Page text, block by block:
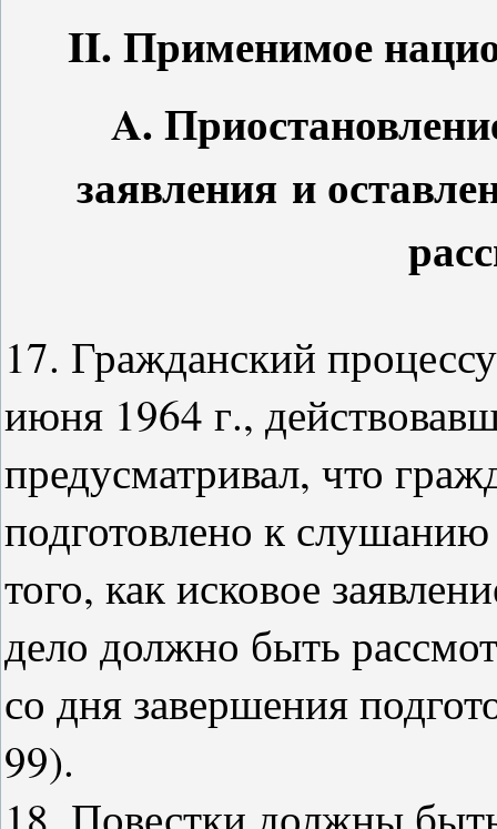
II. Применимое
A.
заявления и
17. Гражданский
июня 1964 г.,
предусматривал, что
подготовлено к
того, как исковое
дело должно быть
со дня завершения
99).